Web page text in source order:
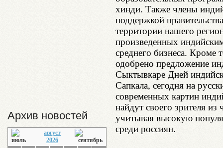
Архив новостей
август
2026
хинди. Также члены
поддержкой
территории нашего
произведенных
среднего бизнеса. Кроме
одобрено предложение
Сыктывкаре Дней
Сапкала, сегодня на
современных картин
найдут своего зрителя
учитывая высокую
среди россиян.